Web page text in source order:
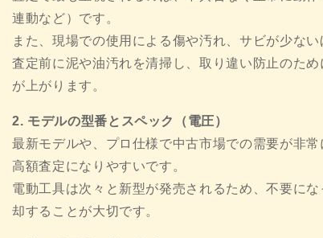
連動など）です。
また、現場での使用による傷や汚れ、サビが少ない
査定前に泥や油汚れを清掃し、取り違い防止のた
が上がります。
2. モデルの型番とスペック（電圧）
最新モデルや、プロ仕様で中古市場での需要が非
高額査定になりやすいです。
電動工具は次々と新型が発売されるため、不要に
却することが大切です。